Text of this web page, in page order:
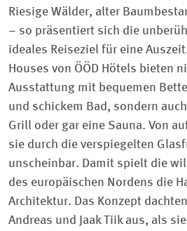
Riesige Wälder, alter
– so präsentiert sich die
ideales Reiseziel für eine
Houses von ÖÖD Hötels bieten
Ausstattung mit bequemen
und schickem Bad, sondern
Grill oder gar eine Sauna. Von
sie durch die verspiegelten
unscheinbar. Damit spielt die
des europäischen Nordens die
Architektur. Das Konzept
Andreas und Jaak Tiik aus, als